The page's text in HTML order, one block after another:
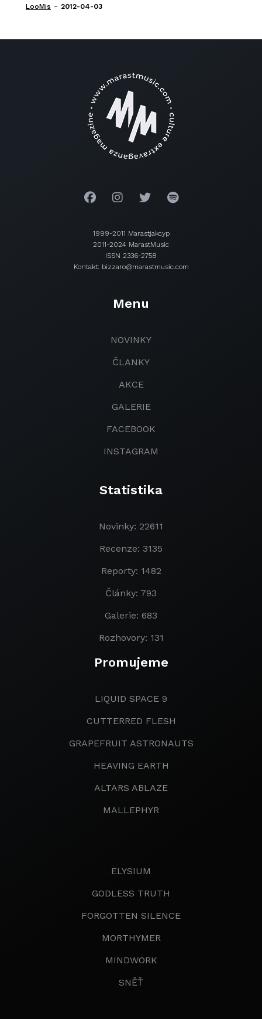
LooMis - 2012-04-03
1999-2011 Marastjakcyp
2011-2024 MarastMusic
ISSN 2336-2758
Kontakt: bizzaro@marastmusic.com
Menu
NOVINKY
ČLANKY
AKCE
GALERIE
FACEBOOK
INSTAGRAM
Statistika
Novinky: 22611
Recenze: 3135
Reporty: 1482
Články: 793
Galerie: 683
Rozhovory: 131
Promujeme
LIQUID SPACE 9
CUTTERRED FLESH
GRAPEFRUIT ASTRONAUTS
HEAVING EARTH
ALTARS ABLAZE
MALLEPHYR
ELYSIUM
GODLESS TRUTH
FORGOTTEN SILENCE
MORTHYMER
MINDWORK
SNĚŤ